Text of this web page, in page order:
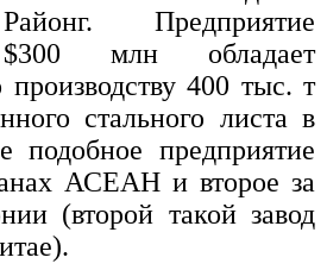
Предприятие
млн обладает
400 тыс. т
стального листа в
подобное предприятие
АСЕАН и второе за
(второй такой завод